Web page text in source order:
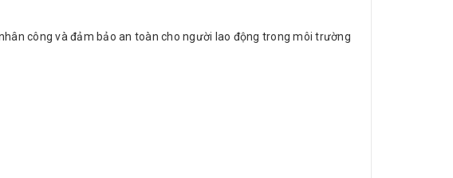
công và đảm bảo an toàn cho người lao động trong môi trường